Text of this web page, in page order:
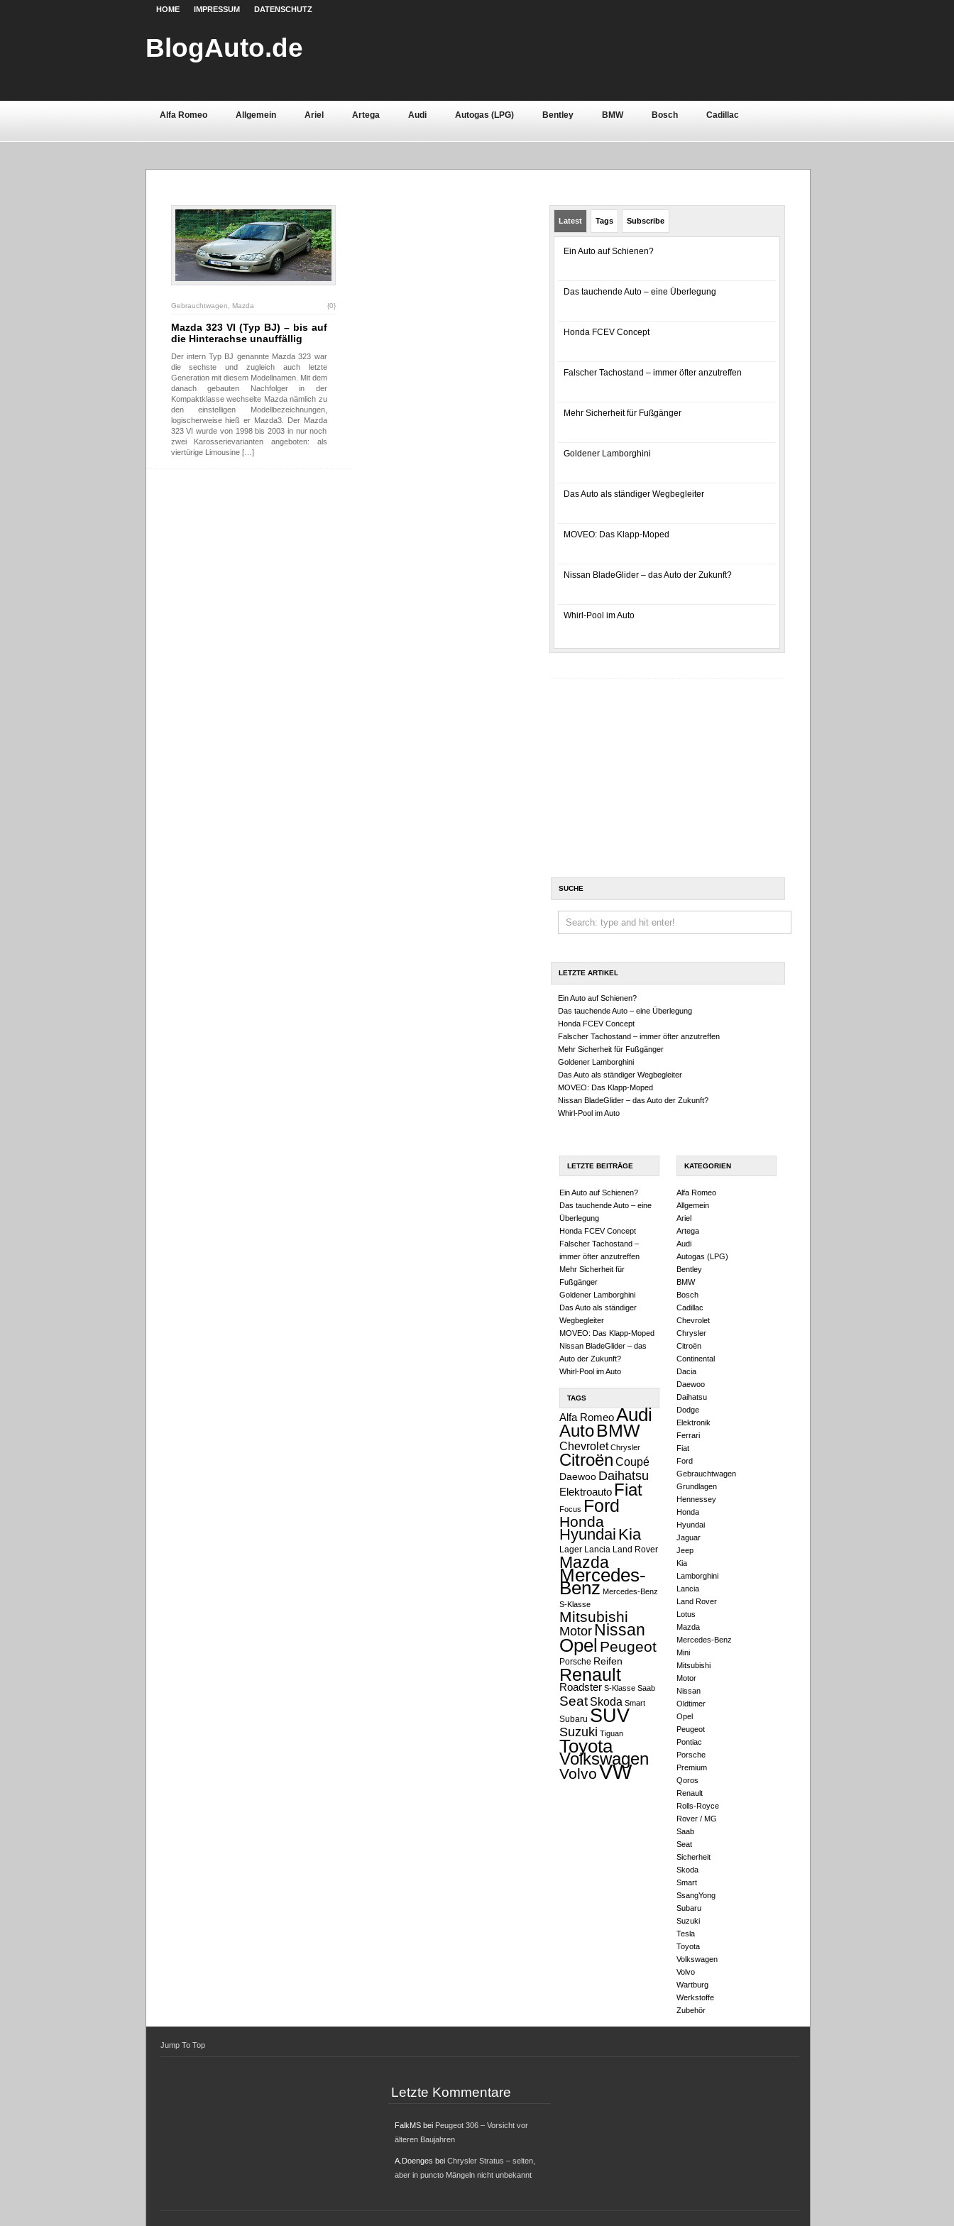
HOME IMPRESSUM DATENSCHUTZ
BlogAuto.de
Alfa Romeo Allgemein Ariel Artega Audi Autogas (LPG) Bentley BMW Bosch Cadillac
Chevrolet Chrysler Citroën Continental Dacia Daewoo Daihatsu Dodge Elektronik Ferrari
Oldtimer Opel Peugeot Pontiac Renault Rolls-Royce
Saab Seat Sicherheit Skoda
Gebrauchtwagen Mazda {0}
Mazda 323 VI (Typ BJ) – bis auf
die Hinterachse unauffällig
Der intern Typ BJ genannte Mazda 323 war
die sechste und zugleich auch letzte
Generation mit diesem Modellnamen. Mit dem
danach gebauten Nachfolger in der
Kompaktklasse wechselte Mazda nämlich zu
den einstelligen Modellbezeichnungen,
logischerweise hieß er Mazda3. Der Mazda
323 VI wurde von 1998 bis 2003 in nur noch
zwei Karosserievarianten angeboten: als
viertürige Limousine […]
Latest Tags Subscribe
Ein Auto auf Schienen?
Das tauchende Auto – eine Überlegung
Honda FCEV Concept
Falscher Tachostand – immer öfter anzutreffen
Mehr Sicherheit für Fußgänger
Goldener Lamborghini
Das Auto als ständiger Wegbegleiter
MOVEO: Das Klapp-Moped
Nissan BladeGlider – das Auto der Zukunft?
Whirl-Pool im Auto
SUCHE
LETZTE ARTIKEL
Ein Auto auf Schienen?
Das tauchende Auto – eine Überlegung
Honda FCEV Concept
Falscher Tachostand – immer öfter anzutreffen
Mehr Sicherheit für Fußgänger
Goldener Lamborghini
Das Auto als ständiger Wegbegleiter
MOVEO: Das Klapp-Moped
Nissan BladeGlider – das Auto der Zukunft?
Whirl-Pool im Auto
LETZTE BEITRÄGE
Ein Auto auf Schienen?
Das tauchende Auto – eine
Überlegung
Honda FCEV Concept
Falscher Tachostand –
immer öfter anzutreffen
Mehr Sicherheit für
Fußgänger
Goldener Lamborghini
Das Auto als ständiger
Wegbegleiter
MOVEO: Das Klapp-Moped
Nissan BladeGlider – das
Auto der Zukunft?
Whirl-Pool im Auto
TAGS
Alfa RomeoAudi
Auto BMW
Chevrolet Chrysler
Citroën Coupé
Daewoo Daihatsu
Elektroauto Fiat
Focus Ford
Honda
Hyundai Kia
Lager Lancia Land Rover
Mazda
Mercedes-
Benz Mercedes-Benz
S-Klasse
Mitsubishi
Motor Nissan
Opel Peugeot
Porsche Reifen
Renault
Roadster S-Klasse Saab
Seat Skoda Smart
Subaru SUV
Suzuki Tiguan
Toyota
Volkswagen
VolvoVW
KATEGORIEN
Alfa Romeo
Allgemein
Ariel
Artega
Audi
Autogas (LPG)
Bentley
BMW
Bosch
Cadillac
Chevrolet
Chrysler
Citroën
Continental
Dacia
Daewoo
Daihatsu
Dodge
Elektronik
Ferrari
Fiat
Ford
Gebrauchtwagen
Grundlagen
Hennessey
Honda
Hyundai
Jaguar
Jeep
Kia
Lamborghini
Lancia
Land Rover
Lotus
Mazda
Mercedes-Benz
Mini
Mitsubishi
Motor
Nissan
Oldtimer
Opel
Peugeot
Pontiac
Porsche
Premium
Qoros
Renault
Rolls-Royce
Rover / MG
Saab
Seat
Sicherheit
Skoda
Smart
SsangYong
Subaru
Suzuki
Tesla
Toyota
Volkswagen
Volvo
Wartburg
Werkstoffe
Zubehör
Jump To Top
Letzte Kommentare
FalkMSbei Peugeot 306 – Vorsicht vor
älteren Baujahren
A.Doenges bei Chrysler Stratus – selten,
aber in puncto Mängeln nicht unbekannt